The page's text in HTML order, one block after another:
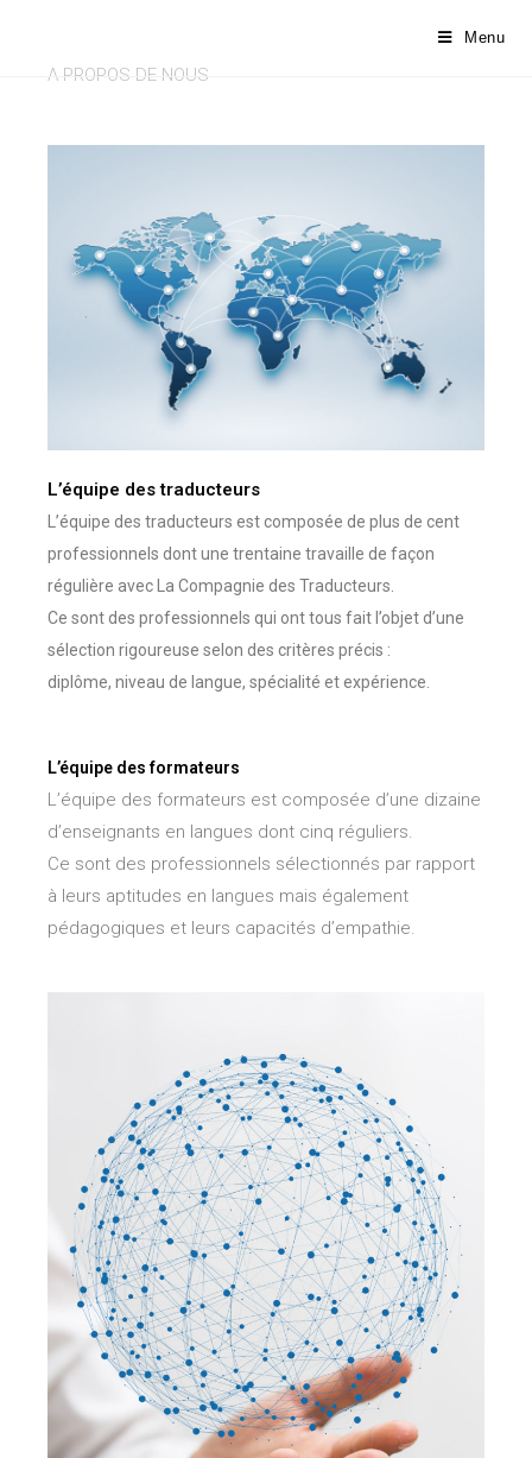
Menu
A PROPOS DE NOUS
L’équipe des traducteurs
L’équipe des traducteurs est composée de plus de cent
professionnels dont une trentaine travaille de façon
régulière avec La Compagnie des Traducteurs.
Ce sont des professionnels qui ont tous fait l’objet d’une
sélection rigoureuse selon des critères précis :
diplôme, niveau de langue, spécialité et expérience.
L’équipe des formateurs
L’équipe des formateurs est composée d’une dizaine
d’enseignants en langues dont cinq réguliers.
Ce sont des professionnels sélectionnés par rapport
à leurs aptitudes en langues mais également
pédagogiques et leurs capacités d’empathie.